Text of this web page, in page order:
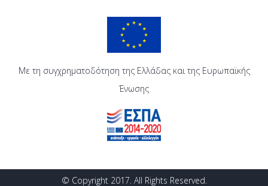
Με τη συγχρηματοδότηση της Ελλάδας και της Ευρωπαϊκής
Ένωσης
© Copyright 2017. All Rights Reserved.